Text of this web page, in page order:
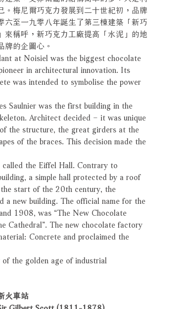
。梅尼爾巧克力發展到二十世紀初，品牌
至一九零八年誕生了第三棟建築「新巧
稱呼，新巧克力工廠提高「水泥」的地
的企圖心。
at Noisiel was the biggest chocolate
in architectural innovation. Its
was intended to symbolise the power
Saulnier was the first building in the
Architect decided – it was unique
the structure, the great girders at the
of the braces. This decision made the
the Eiffel Hall. Contrary to
a simple hall protected by a roof
start of the 20th century, the
a new building. The official name for the
1908, was “The New Chocolate
Cathedral”. The new chocolate factory
Concrete and proclaimed the
the golden age of industrial
火車站